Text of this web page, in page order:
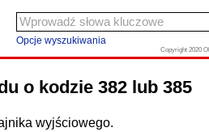
Opcje wyszukiwania
Copyright 2020
o kodzie 382 lub 385
wyjściowego.